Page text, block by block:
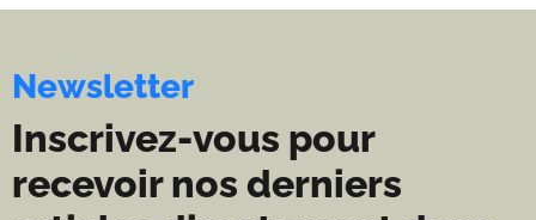
Newsletter
Inscrivez-vous pour
recevoir nos derniers